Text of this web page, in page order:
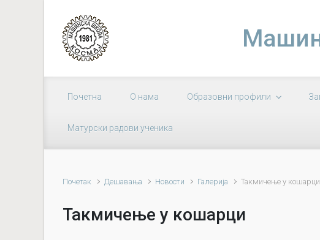
Почетна О нама Образовни профили
Матурски радови ученика
Почетак Дешавања Новости Галерија Такмичење у кошарци
Такмичење у кошарци